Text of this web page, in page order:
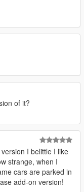
of it?
I belittle I like
strange, when I
cars are parked in
add-on version!